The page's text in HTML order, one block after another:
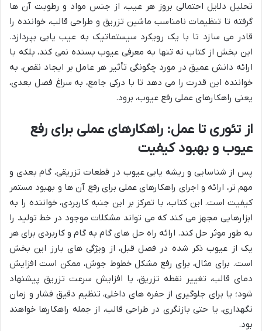
تحلیل دلایل احتمالی بروز هر عیب، از جنس مواد و رطوبت آن ها
گرفته تا تنظیمات نامناسب ماشین تزریق و طراحی قالب، خواننده را
قادر می سازد تا با یک رویکرد سیستماتیک به عیب یابی بپردازد.
این بخش از کتاب نه تنها به معرفی عیوب بسنده نمی کند، بلکه با
ارائه دانش عمیق در مورد چگونگی تأثیر هر عامل بر ایجاد نقص، به
خواننده این قدرت را می دهد تا با درکی جامع، به سراغ فصل بعدی،
یعنی راهکارهای عملی رفع عیوب، برود.
از تئوری تا عمل: راهکارهای عملی برای رفع
عیوب و بهبود کیفیت
پس از شناسایی و ریشه یابی عیوب در قطعات تزریقی، گام بعدی و
مهم تر، ارائه و اجرای راهکارهای عملی برای رفع آن ها و بهبود مستمر
کیفیت است. این کتاب، با تمرکز بر این جنبه کاربردی، خواننده را به
ابزارهایی مجهز می کند که می تواند مشکلات موجود در خط تولید را
به طور موثر حل کند. ارائه راه حل های گام به گام و کاربردی برای هر
یک از عیوب ذکر شده در فصل قبل، از ویژگی های بارز این بخش
است. برای مثال، برای رفع مشکل خطوط جوش، ممکن است افزایش
دمای قالب، تغییر نقطه تزریق، یا افزایش سرعت تزریق پیشنهاد
شود؛ یا برای جلوگیری از حفره های داخلی، تنظیم دقیق فشار و زمان
نگهداری، یا حتی بازنگری در طراحی قالب، از جمله راهکارها خواهند
بود.